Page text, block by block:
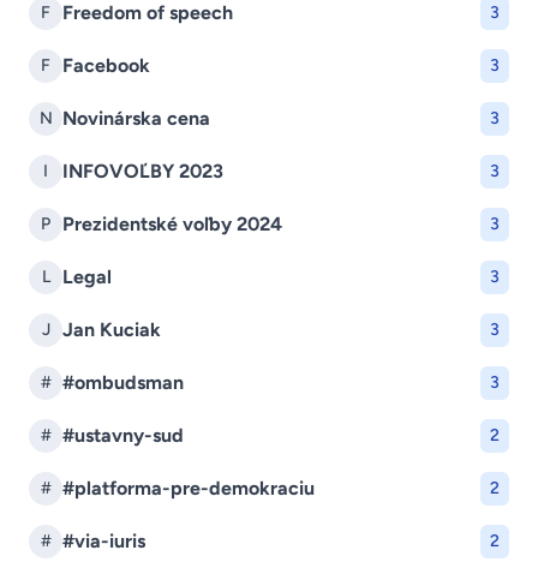
F Freedom of speech 3
F Facebook 3
N Novinárska cena 3
I INFOVOĽBY 2023 3
P Prezidentské voľby 2024 3
L Legal 3
J Jan Kuciak 3
# #ombudsman 3
# #ustavny-sud 2
# #platforma-pre-demokraciu 2
# #via-iuris 2